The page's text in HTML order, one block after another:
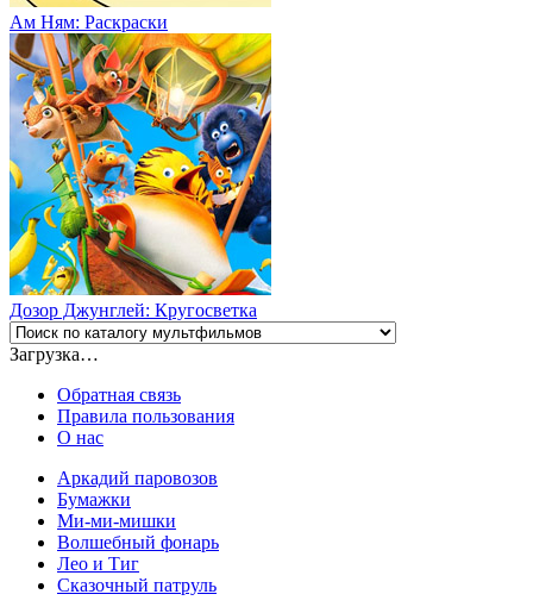
Ам Ням: Раскраски
Дозор Джунглей: Кругосветка
Загрузка…
Обратная связь
Правила пользования
О нас
Аркадий паровозов
Бумажки
Ми-ми-мишки
Волшебный фонарь
Лео и Тиг
Сказочный патруль